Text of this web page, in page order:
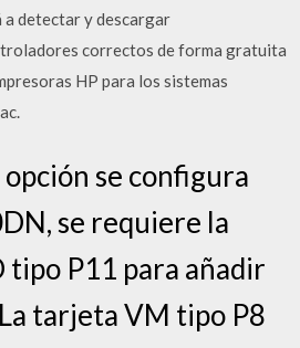
a detectar y descargar
correctos de forma gratuita
HP para los sistemas
opción se configura
se requiere la
tipo P11 para añadir
tarjeta VM tipo P8